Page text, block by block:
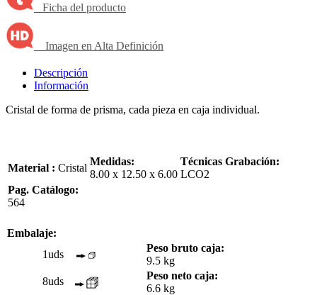
Ficha del producto
Imagen en Alta Definición
Descripción
Información
Cristal de forma de prisma, cada pieza en caja individual.
Material : Cristal
Medidas:
8.00 x 12.50 x 6.00
Técnicas Grabación:
LCO2
Pag. Catálogo:
564
Embalaje:
1uds
Peso bruto caja:
9.5 kg
8uds
Peso neto caja:
6.6 kg